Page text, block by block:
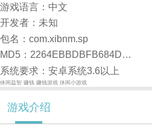
游戏语言：中文
开发者：未知
包名：com.xibnm.sp
MD5：2264EBBDBFB684DD37CBDC15C3874878
系统要求：安卓系统3.6以上
休闲益智 赚钱 赚钱游戏 休闲小游戏
游戏介绍